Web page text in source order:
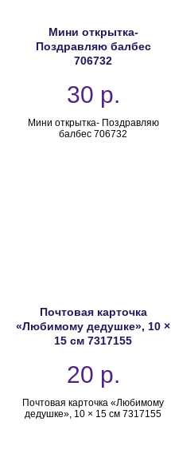
Мини открытка-
Поздравляю балбес
706732
30 р.
Мини открытка- Поздравляю
балбес 706732
Почтовая карточка
«Любимому дедушке», 10 ×
15 см 7317155
20 р.
Почтовая карточка «Любимому
дедушке», 10 × 15 см 7317155